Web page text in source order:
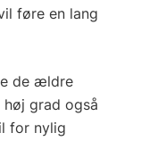
føre en lang
de ældre
grad også
for nylig